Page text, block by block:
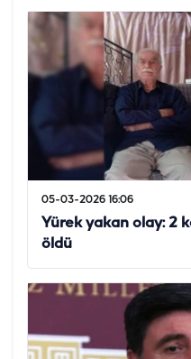
05-03-2026 16:06
Yürek yakan olay: 2
öldü